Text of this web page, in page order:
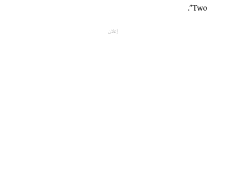
Two”.
إعلان